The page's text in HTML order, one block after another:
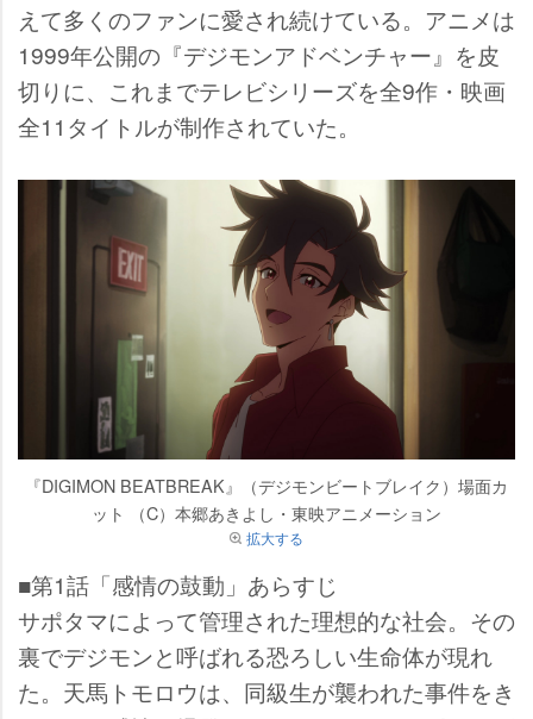
えて多くのファンに愛され続けている。アニメは
1999年公開の『デジモンアドベンチャー』を皮
切りに、これまでテレビシリーズを全9作・映画
全11タイトルが制作されていた。
『DIGIMON BEATBREAK』（デジモンビートブレイク）場面カ
ット （C）本郷あきよし・東映アニメーション
拡大する
■第1話「感情の鼓動」あらすじ
サポタマによって管理された理想的な社会。その
裏でデジモンと呼ばれる恐ろしい生命体が現れ
た。天馬トモロウは、同級生が襲われた事件をき